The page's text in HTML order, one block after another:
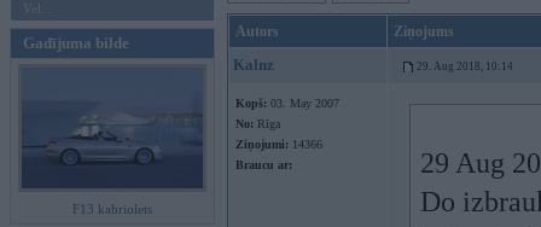
Vel...
Gadījuma bilde
F13 kabriolets
Autors Ziņojums
Kalnz 29. Aug 2018, 10:14
Kopš: 03. May 2007
No: Rīga
Ziņojumi: 14366
Braucu ar:
29 Aug
Do